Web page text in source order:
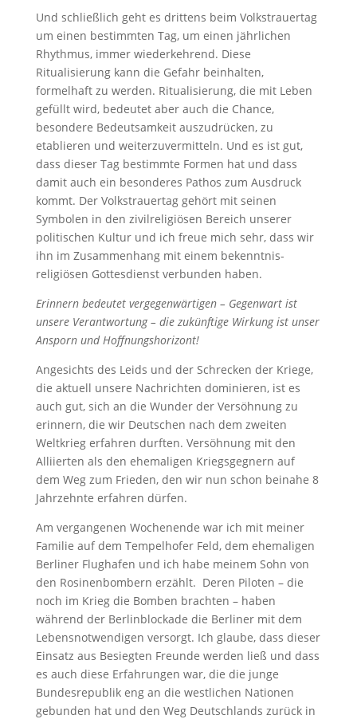
Und schließlich geht es drittens beim Volkstrauertag
um einen bestimmten Tag, um einen jährlichen
Rhythmus, immer wiederkehrend. Diese
Ritualisierung kann die Gefahr beinhalten,
formelhaft zu werden. Ritualisierung, die mit Leben
gefüllt wird, bedeutet aber auch die Chance,
besondere Bedeutsamkeit auszudrücken, zu
etablieren und weiterzuvermitteln. Und es ist gut,
dass dieser Tag bestimmte Formen hat und dass
damit auch ein besonderes Pathos zum Ausdruck
kommt. Der Volkstrauertag gehört mit seinen
Symbolen in den zivilreligiösen Bereich unserer
politischen Kultur und ich freue mich sehr, dass wir
ihn im Zusammenhang mit einem bekenntnis-
religiösen Gottesdienst verbunden haben.
Erinnern bedeutet vergegenwärtigen – Gegenwart ist
unsere Verantwortung – die zukünftige Wirkung ist unser
Ansporn und Hoffnungshorizont!
Angesichts des Leids und der Schrecken der Kriege,
die aktuell unsere Nachrichten dominieren, ist es
auch gut, sich an die Wunder der Versöhnung zu
erinnern, die wir Deutschen nach dem zweiten
Weltkrieg erfahren durften. Versöhnung mit den
Alliierten als den ehemaligen Kriegsgegnern auf
dem Weg zum Frieden, den wir nun schon beinahe 8
Jahrzehnte erfahren dürfen.
Am vergangenen Wochenende war ich mit meiner
Familie auf dem Tempelhofer Feld, dem ehemaligen
Berliner Flughafen und ich habe meinem Sohn von
den Rosinenbombern erzählt. Deren Piloten – die
noch im Krieg die Bomben brachten – haben
während der Berlinblockade die Berliner mit dem
Lebensnotwendigen versorgt. Ich glaube, dass dieser
Einsatz aus Besiegten Freunde werden ließ und dass
es auch diese Erfahrungen war, die die junge
Bundesrepublik eng an die westlichen Nationen
gebunden hat und den Weg Deutschlands zurück in